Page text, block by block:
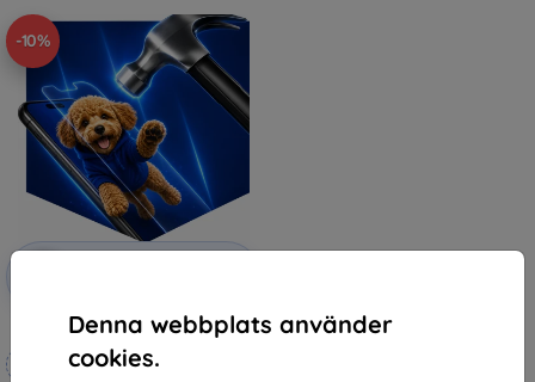
Denna webbplats använder
cookies.
-10%
Rabatt
3mk Hammer protective film
Tillverkat efter mått